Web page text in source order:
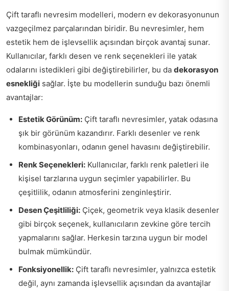
Çift taraflı nevresim modelleri, modern ev dekorasyonunun
vazgeçilmez parçalarından biridir. Bu nevresimler, hem
estetik hem de işlevsellik açısından birçok avantaj sunar.
Kullanıcılar, farklı desen ve renk seçenekleri ile yatak
odalarını istedikleri gibi değiştirebilirler, bu da dekorasyon
esnekliği sağlar. İşte bu modellerin sunduğu bazı önemli
avantajlar:
Estetik Görünüm: Çift taraflı nevresimler, yatak odasına
şık bir görünüm kazandırır. Farklı desenler ve renk
kombinasyonları, odanın genel havasını değiştirebilir.
Renk Seçenekleri: Kullanıcılar, farklı renk paletleri ile
kişisel tarzlarına uygun seçimler yapabilirler. Bu
çeşitlilik, odanın atmosferini zenginleştirir.
Desen Çeşitliliği: Çiçek, geometrik veya klasik desenler
gibi birçok seçenek, kullanıcıların zevkine göre tercih
yapmalarını sağlar. Herkesin tarzına uygun bir model
bulmak mümkündür.
Fonksiyonellik: Çift taraflı nevresimler, yalnızca estetik
değil, aynı zamanda işlevsellik açısından da avantajlar